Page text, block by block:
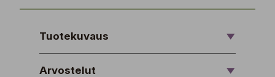
Tuotekuvaus
Arvostelut